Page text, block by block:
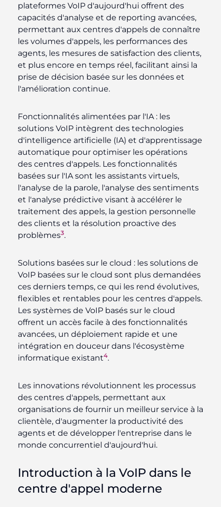
plateformes VoIP d'aujourd'hui offrent des
capacités d'analyse et de reporting avancées,
permettant aux centres d'appels de connaître
les volumes d'appels, les performances des
agents, les mesures de satisfaction des clients,
et plus encore en temps réel, facilitant ainsi la
prise de décision basée sur les données et
l'amélioration continue.
Fonctionnalités alimentées par l'IA : les
solutions VoIP intègrent des technologies
d'intelligence artificielle (IA) et d'apprentissage
automatique pour optimiser les opérations
des centres d'appels. Les fonctionnalités
basées sur l'IA sont les assistants virtuels,
l'analyse de la parole, l'analyse des sentiments
et l'analyse prédictive visant à accélérer le
traitement des appels, la gestion personnelle
des clients et la résolution proactive des
problèmes3.
Solutions basées sur le cloud : les solutions de
VoIP basées sur le cloud sont plus demandées
ces derniers temps, ce qui les rend évolutives,
flexibles et rentables pour les centres d'appels.
Les systèmes de VoIP basés sur le cloud
offrent un accès facile à des fonctionnalités
avancées, un déploiement rapide et une
intégration en douceur dans l'écosystème
informatique existant4.
Les innovations révolutionnent les processus
des centres d'appels, permettant aux
organisations de fournir un meilleur service à la
clientèle, d'augmenter la productivité des
agents et de développer l'entreprise dans le
monde concurrentiel d'aujourd'hui.
Introduction à la VoIP dans le
centre d'appel moderne